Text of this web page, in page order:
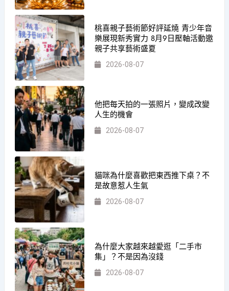
桃喜親子藝術節好評延燒 青少年音
樂展現新秀實力 8月9日壓軸活動邀
親子共享藝術盛夏
2026-08-07
他把每天拍的一張照片，變成改變
人生的機會
2026-08-07
貓咪為什麼喜歡把東西推下桌？不
是故意惹人生氣
2026-08-07
為什麼大家越來越愛逛「二手市
集」？不是因為沒錢
2026-08-07